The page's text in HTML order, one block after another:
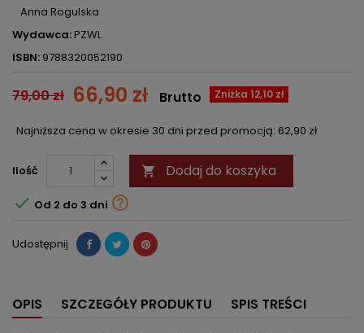
Anna Rogulska
Wydawca:PZWL
ISBN: 9788320052190
79,00 zł 66,90 zł Zniżka 12,10 zł
Brutto
Najniższa cena w okresie 30 dni przed promocją: 62,90 zł
Ilość  Dodaj do koszyka
 Od 2 do 3 dni 
Udostępnij
OPIS SZCZEGÓŁY PRODUKTU SPIS TREŚCI